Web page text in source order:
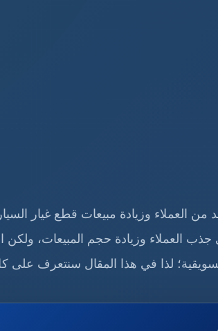
العملاء وزيادة مبيعات قطع غيار
العملاء وزيادة حجم المبيعات،
لذا في هذا المقال سنتعرف على